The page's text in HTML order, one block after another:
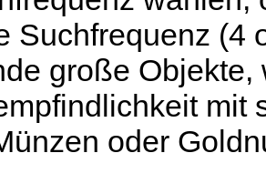
Suchfrequenz (4
große
mit
oder